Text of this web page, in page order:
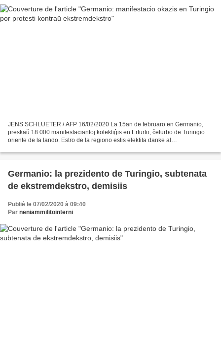
JENS SCHLUETER / AFP 16/02/2020 La 15an de februaro en Germanio,
preskaŭ 18 000 manifestaciantoj kolektiĝis en Erfurto, ĉefurbo de Turingio
oriente de la lando. Estro de la regiono estis elektita danke al
Germanio: la prezidento de Turingio, subtenata
de ekstremdekstro, demisiis
Publié le 07/02/2020 à 09:40
Par neniammilitointerni